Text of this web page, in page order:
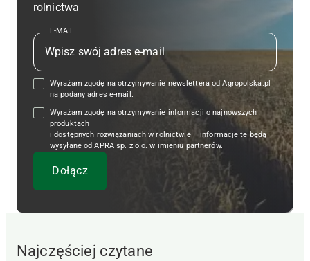
rolnictwa
E-MAIL
Wyrażam zgodę na otrzymywanie newslettera od Agropolska.pl
na podany adres e-mail.
Wyrażam zgodę na otrzymywanie informacji o najnowszych
produktach
i dostępnych rozwiązaniach w rolnictwie – informacje te będą
wysyłane od APRA sp. z o.o. w imieniu partnerów.
Najczęściej czytane